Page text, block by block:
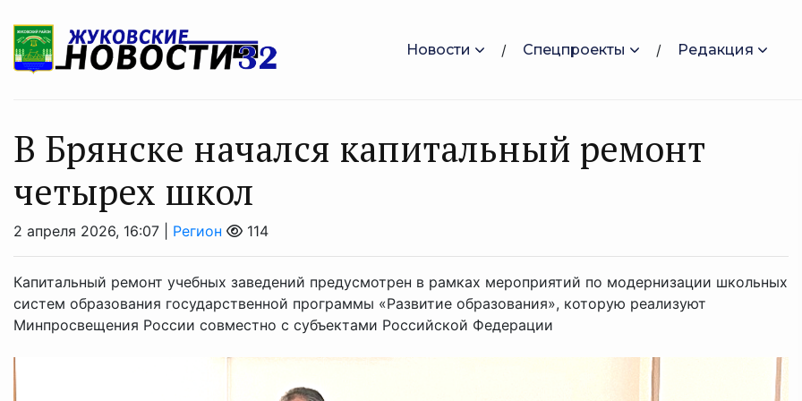
Новости Спецпроекты Редакция
В Брянске начался капитальный ремонт
четырех школ
2 апреля 2026, 16:07 | Регион 114
Капитальный ремонт учебных заведений предусмотрен в рамках мероприятий по модернизации школьных
систем образования государственной программы «Развитие образования», которую реализуют
Минпросвещения России совместно с субъектами Российской Федерации